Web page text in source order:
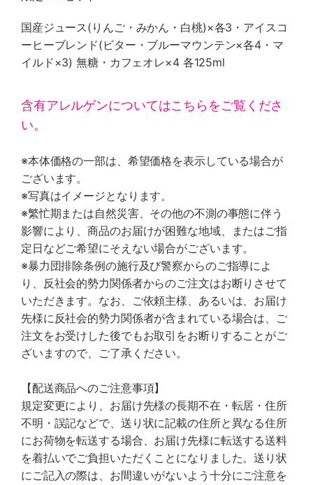
国産ジュース(りんご・みかん・白桃)×各3・アイスコ
ーヒーブレンド(ビター・ブルーマウンテン×各4・マ
イルド×3) 無糖・カフェオレ×4 各125ml
含有アレルゲンについてはこちらをご覧くださ
い。
※本体価格の一部は、希望価格を表示している場合が
ございます。
※写真はイメージとなります。
※繁忙期または自然災害、その他の不測の事態に伴う
影響により、商品のお届けが困難な地域、またはご指
定日などご希望にそえない場合がございます。
※暴力団排除条例の施行及び警察からのご指導によ
り、反社会的勢力関係者からのご注文はお断りさせて
いただきます。なお、ご依頼主様、あるいは、お届け
先様に反社会的勢力関係者が含まれている場合は、ご
注文をお受けした後でもお取引をお断りすることがご
ざいますので、ご了承ください。
【配送商品へのご注意事項】
規定変更により、お届け先様の長期不在・転居・住所
不明・誤記などで、送り状に記載の住所と異なる住所
にお荷物を転送する場合、お届け先様に転送する送料
を着払いでご負担いただくことになりました。送り状
にご記入の際は、お間違いがないよう十分にご注意を